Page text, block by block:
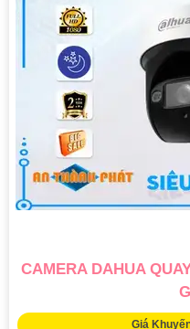
CAMERA DAHUA
Giá